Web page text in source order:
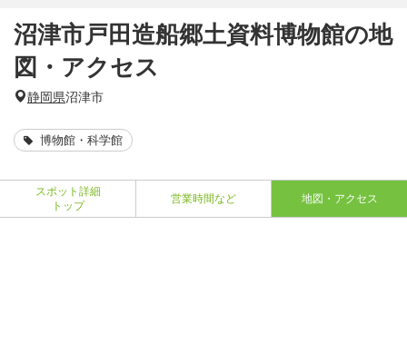
沼津市戸田造船郷土資料博物館の地
図・アクセス
静岡県沼津市
博物館・科学館
スポット詳細
トップ
営業時間など 地図・アクセス